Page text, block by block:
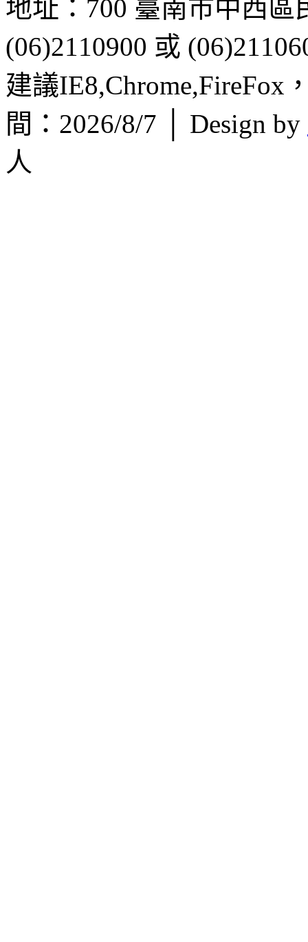
地址：700 臺南市中西
(06)2110900 或
建議IE8,Chrome,FireFox
間：2026/8/7 │ Design by
人